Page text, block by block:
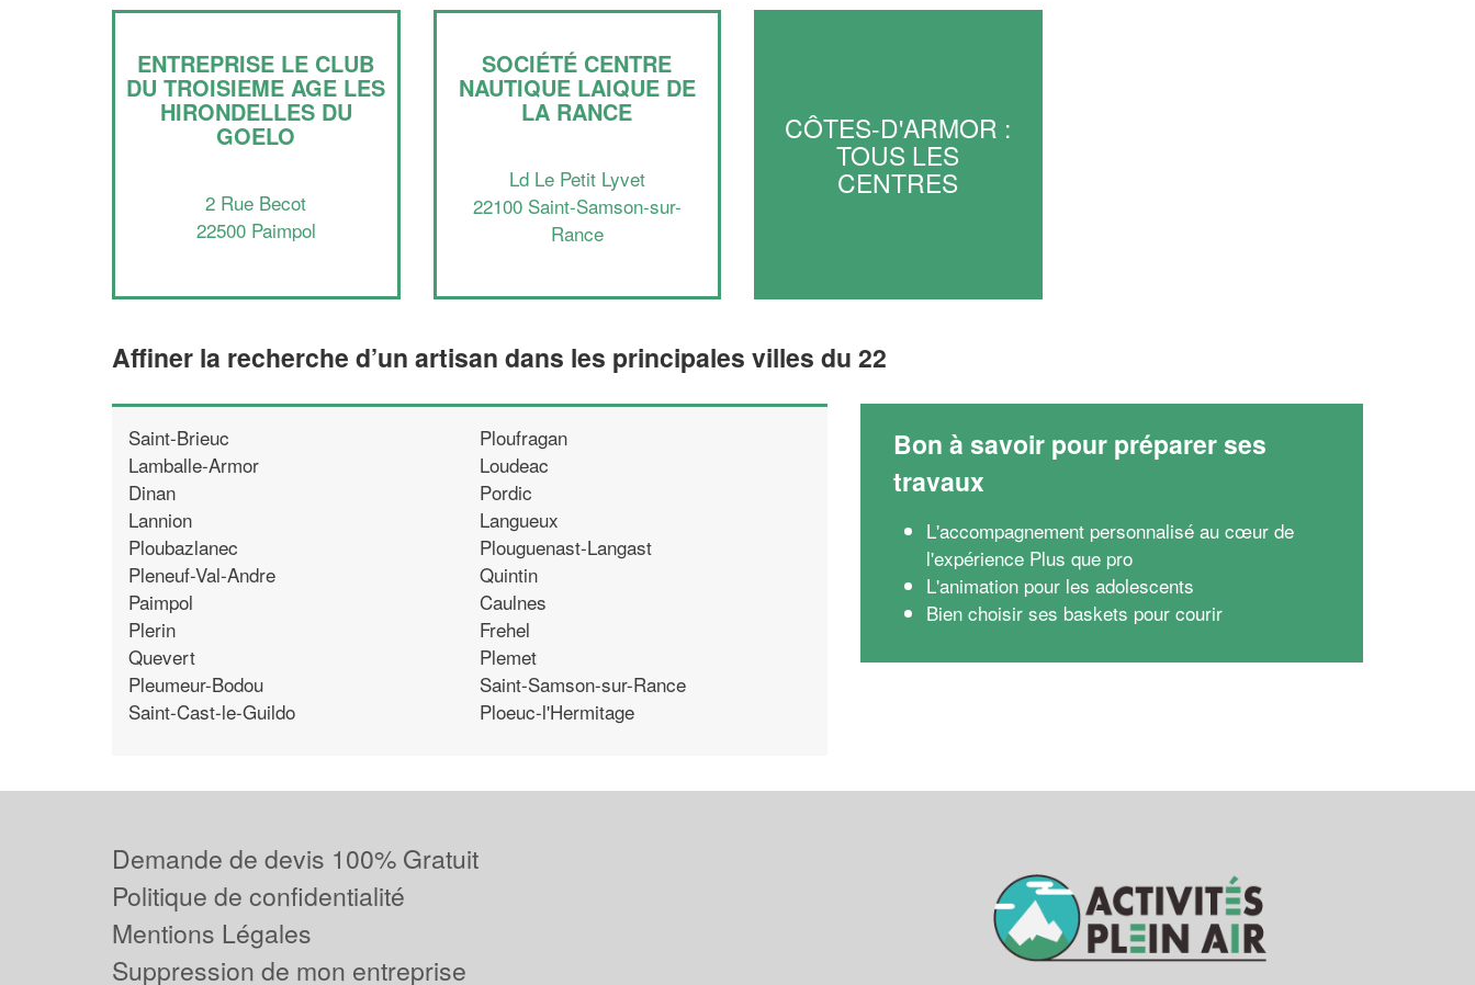
ENTREPRISE LE CLUB
DU TROISIEME AGE LES
HIRONDELLES DU
GOELO
2 Rue Becot
22500 Paimpol
SOCIÉTÉ CENTRE
NAUTIQUE LAIQUE DE
LA RANCE
Ld Le Petit Lyvet
22100 Saint-Samson-sur-
Rance
CÔTES-D'ARMOR :
TOUS LES
CENTRES
Affiner la recherche d’un artisan dans les principales villes du 22
Saint-Brieuc
Lamballe-Armor
Dinan
Lannion
Ploubazlanec
Pleneuf-Val-Andre
Paimpol
Plerin
Quevert
Pleumeur-Bodou
Saint-Cast-le-Guildo
Ploufragan
Loudeac
Pordic
Langueux
Plouguenast-Langast
Quintin
Caulnes
Frehel
Plemet
Saint-Samson-sur-Rance
Ploeuc-l'Hermitage
Bon à savoir pour préparer ses
travaux
L'accompagnement personnalisé au cœur de
l'expérience Plus que pro
L'animation pour les adolescents
Bien choisir ses baskets pour courir
Demande de devis 100% Gratuit
Politique de confidentialité
Mentions Légales
Suppression de mon entreprise